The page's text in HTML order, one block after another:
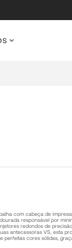
com cabeça de
responsável por
redondos de
antecessoras VS, esta
perfeitas cores sólidas,